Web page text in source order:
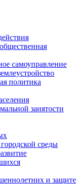
самоуправление
политика
занятости
среды
и защите